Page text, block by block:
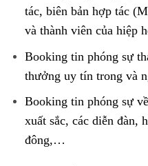
tác, biên bản hợp tác
và thành viên của hiệp
Booking tin phóng sự
thưởng uy tín trong và
Booking tin phóng sự
xuất sắc, các diễn đàn,
đông,…